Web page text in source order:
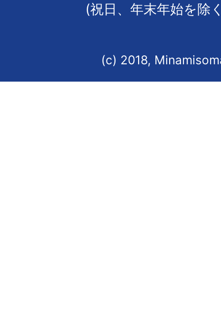
(祝日、年末年始を除
(c) 2018,